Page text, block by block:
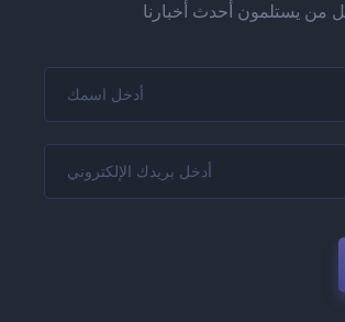
من يستلمون أحدث أخبارنا